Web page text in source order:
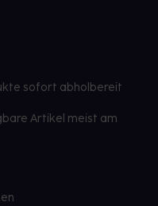
sofort abholbereit
Artikel meist am